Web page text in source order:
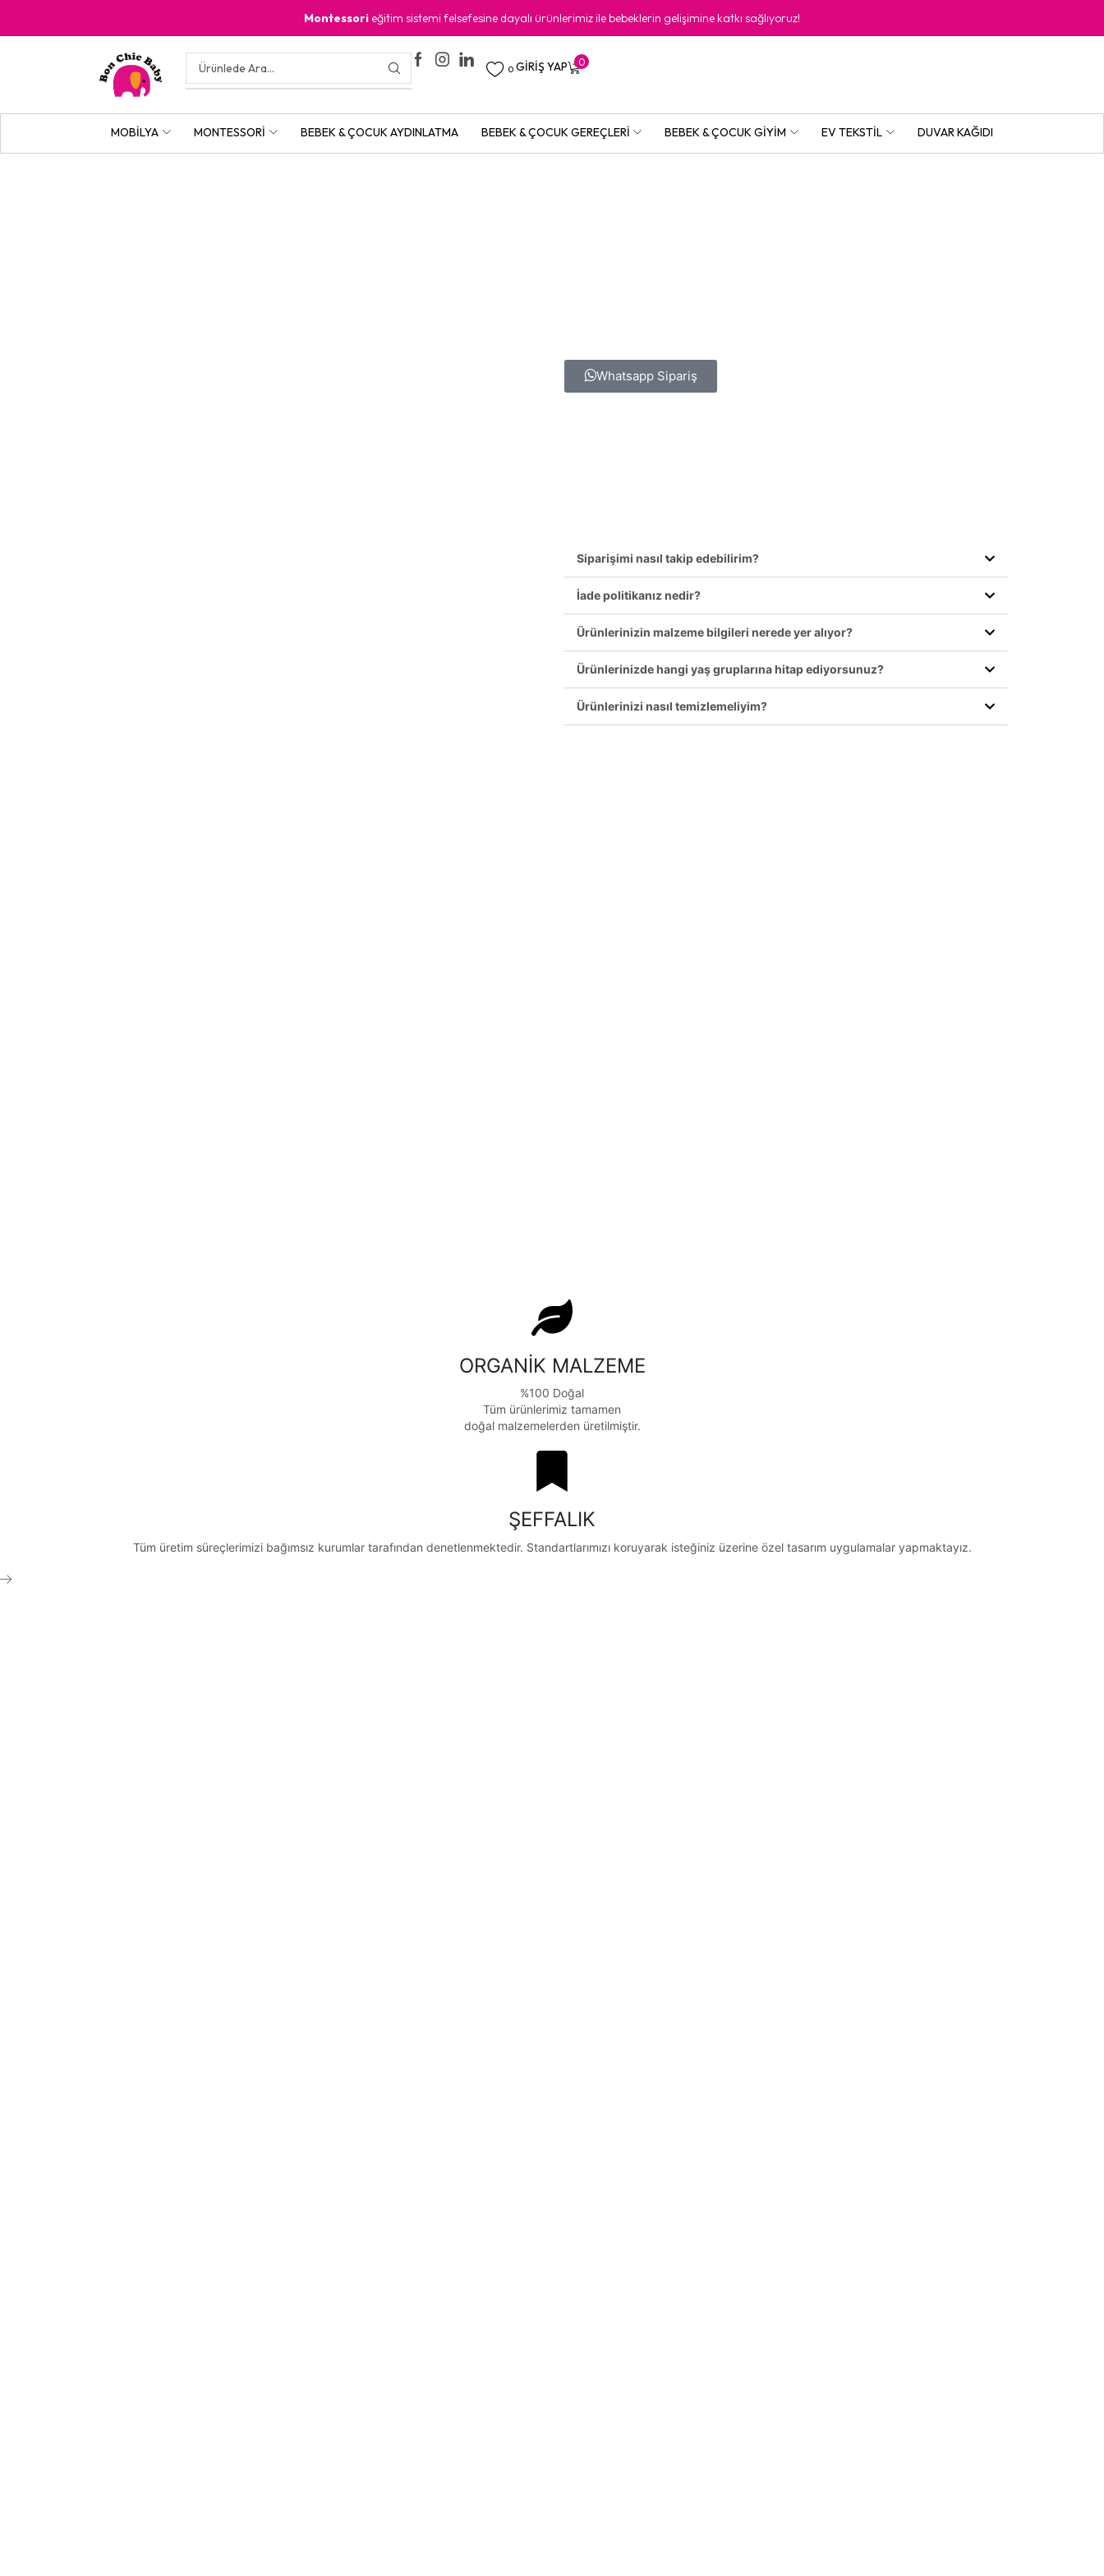
Montessori eğitim sistemi felsefesine dayalı ürünlerimiz ile bebeklerin gelişimine katkı sağlıyoruz!
0 GIRIŞ YAP 0
MOBILYA MONTESSORI BEBEK & ÇOCUK AYDINLATMA BEBEK & ÇOCUK GEREÇLERI BEBEK & ÇOCUK GIYIM EV TEKSTIL DUVAR KAĞIDI
Whatsapp Sipariş
Siparişimi nasıl takip edebilirim?
İade politikanız nedir?
Ürünlerinizin malzeme bilgileri nerede yer alıyor?
Ürünlerinizde hangi yaş gruplarına hitap ediyorsunuz?
Ürünlerinizi nasıl temizlemeliyim?
ORGANİK MALZEME
%100 Doğal
Tüm ürünlerimiz tamamen
doğal malzemelerden üretilmiştir.
ŞEFFALIK
Tüm üretim süreçlerimizi bağımsız kurumlar tarafından denetlenmektedir. Standartlarımızı koruyarak isteğiniz üzerine özel tasarım uygulamalar yapmaktayız.